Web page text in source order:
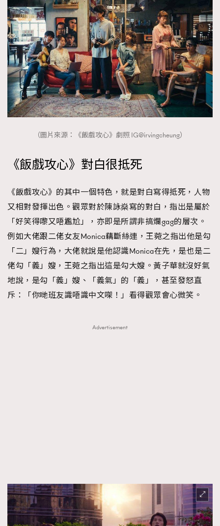
（圖片來源：《飯戲攻心》劇照 IG@irvingcheung）
《飯戲攻心》對白很抵死
《飯戲攻心》的其中一個特色，就是對白寫得抵死，人物
又相對發揮出色。觀眾對於陳詠燊寫的對白，指出是屬於
「好笑得嚟又唔尷尬」，亦即是所謂非搞爛gag的層次。
例如大佬跟二佬女友Monica藕斷絲連，王菀之指出他是勾
「二」嫂行為，大佬就說是他認識Monica在先，是也是二
佬勾「義」嫂，王菀之指出這是勾大嫂。黃子華就沒好氣
地說，是勾「義」嫂、「義氣」的「義」，甚至發怒直
斥：「你哋班友識唔識中文㗎！」看得觀眾會心微笑。
Advertisement